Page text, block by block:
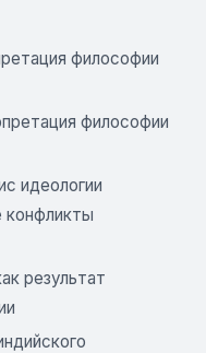
философии
философии
идеологии
конфликты
результат